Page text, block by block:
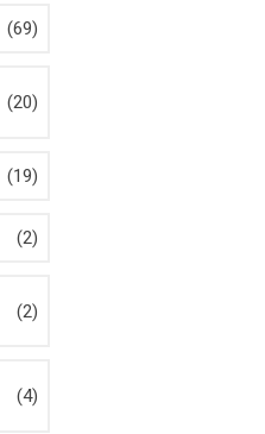
(69)
(20)
(19)
(2)
(2)
(4)